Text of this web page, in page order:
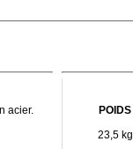
acier.
POIDS
23,5 kg